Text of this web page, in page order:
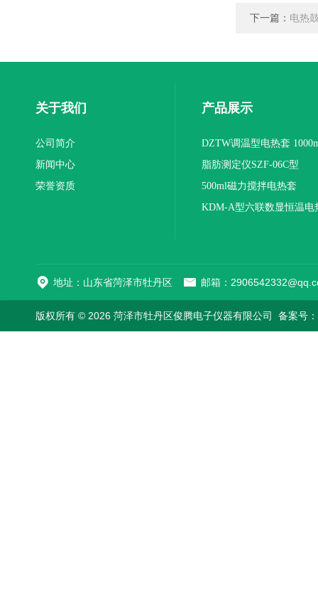
下一篇： 电热
关于我们
公司简介
新闻中心
荣誉资质
产品展示
DZTW调温型电热套
联
脂肪测定仪SZF-06C型
500ml磁力搅拌电热套
KDM-A型六联数显恒温电
地址：山东省菏泽市牡丹区 邮箱：
版权所有 © 2026 菏泽市牡丹区俊腾电子仪器有限公司 备案号